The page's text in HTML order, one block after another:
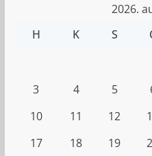
2026.
H
K S
3
4 5
10
11 12
17
18 19